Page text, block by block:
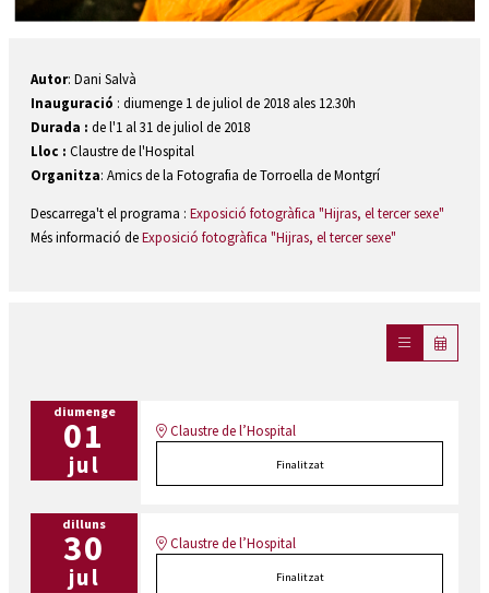
Autor: Dani Salvà
Inauguració : diumenge 1 de juliol de 2018 ales 12.30h
Durada : de l'1 al 31 de juliol de 2018
Lloc : Claustre de l'Hospital
Organitza: Amics de la Fotografia de Torroella de Montgrí
Descarrega't el programa : Exposició fotogràfica "Hijras, el tercer sexe"
Més informació deExposició fotogràfica "Hijras, el tercer sexe"
diumenge
01
jul
Claustre de l’Hospital
Finalitzat
dilluns
30
jul
Claustre de l’Hospital
Finalitzat